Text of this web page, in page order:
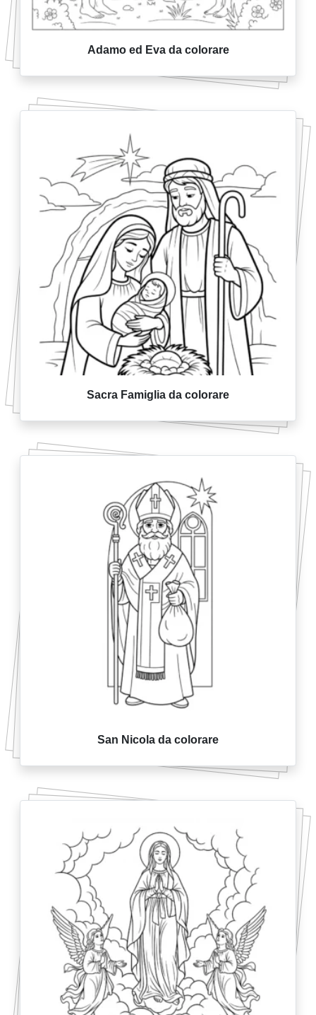
Adamo ed Eva da colorare
Sacra Famiglia da colorare
San Nicola da colorare